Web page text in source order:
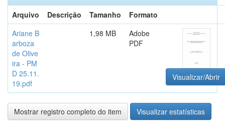
Arquivo
Descrição Tamanho
Formato
Ariane B
arboza
de Olive
ira - PM
D 25.11.
19.pdf
1,98 MB
Adobe
PDF
Visualizar/Abrir
Mostrar registro completo do item Visualizar estatísticas